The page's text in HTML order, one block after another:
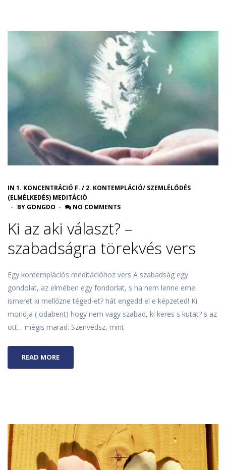
IN 1. KONCENTRÁCIÓ F. / 2. KONTEMPLÁCIÓ/ SZEMLÉLŐDÉS
(ELMÉLKEDÉS) MEDITÁCIÓ
BY GONGDO NO COMMENTS
Ki az aki választ? –
szabadságra törekvés vers
Egy kontemplációs meditációhoz vers A szabadság egy
gondolat, az elmében egy fondorlat, s ha nem lenne eme
ismeret ki mellőzne téged-et? hát engedd el e képzeted! Ki
mondja ( odabent) hogy nem vagy szabad, ki keres s kutat? s az
ott… mégis marad. Szenvedsz, mint
READ MORE